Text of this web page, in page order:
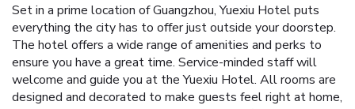
Set in a prime location of Guangzhou, Yuexiu Hotel puts
everything the city has to offer just outside your doorstep.
The hotel offers a wide range of amenities and perks to
ensure you have a great time. Service-minded staff will
welcome and guide you at the Yuexiu Hotel. All rooms are
designed and decorated to make guests feel right at home,